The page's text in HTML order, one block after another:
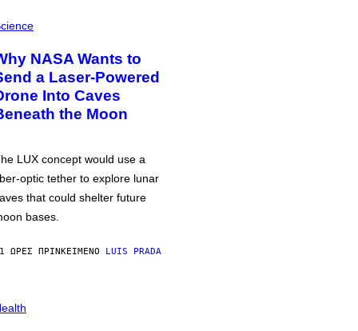
NASA Wants to
a Laser-Powered
Into Caves
the Moon
LUX concept would use a
optic tether to explore lunar
that could shelter future
bases.
ΏΡΕΣ ΠΡΙΝΚΕΊΜΕΝΟ LUIS PRADA